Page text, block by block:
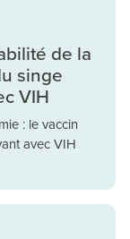
de la
singe
VIH
: le vaccin
avec VIH